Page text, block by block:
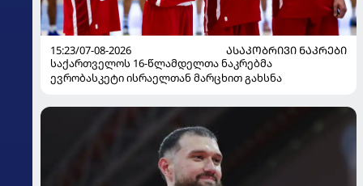
15:23/07-08-2026
ᲐᲡᲐᲙᲝᲑᲠᲘᲕᲘ ᲜᲐᲙᲠᲔᲑᲘ
საქართველოს 16-წლამდელთა ნაკრებმა
ევრობასკეტი ისრაელთან მარცხით გახსნა